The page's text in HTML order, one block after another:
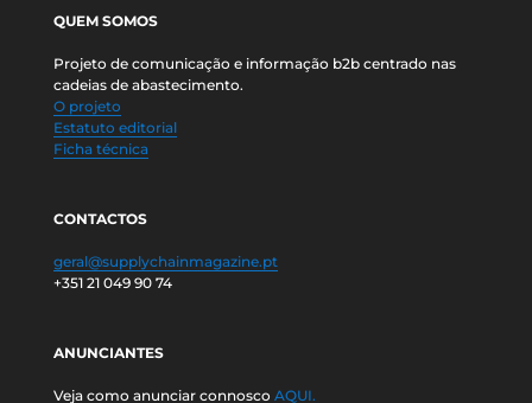
QUEM SOMOS
Projeto de comunicação e informação b2b centrado nas
cadeias de abastecimento.
O projeto
Estatuto editorial
Ficha técnica
CONTACTOS
geral@supplychainmagazine.pt
+351 21 049 90 74
ANUNCIANTES
Veja como anunciar connosco AQUI.